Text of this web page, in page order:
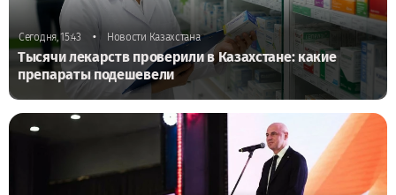
Сегодня, 15:43 • Новости Казахстана
Тысячи лекарств проверили в Казахстане: какие
препараты подешевели